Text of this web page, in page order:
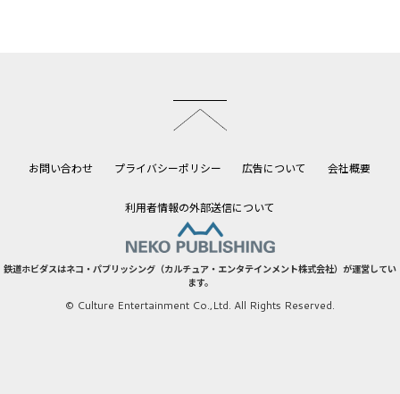
お問い合わせ プライバシーポリシー 広告について 会社概要
利用者情報の外部送信について
鉄道ホビダスはネコ・パブリッシング（カルチュア・エンタテインメント株式会社）が運営してい
ます。
© Culture Entertainment Co.,Ltd. All Rights Reserved.